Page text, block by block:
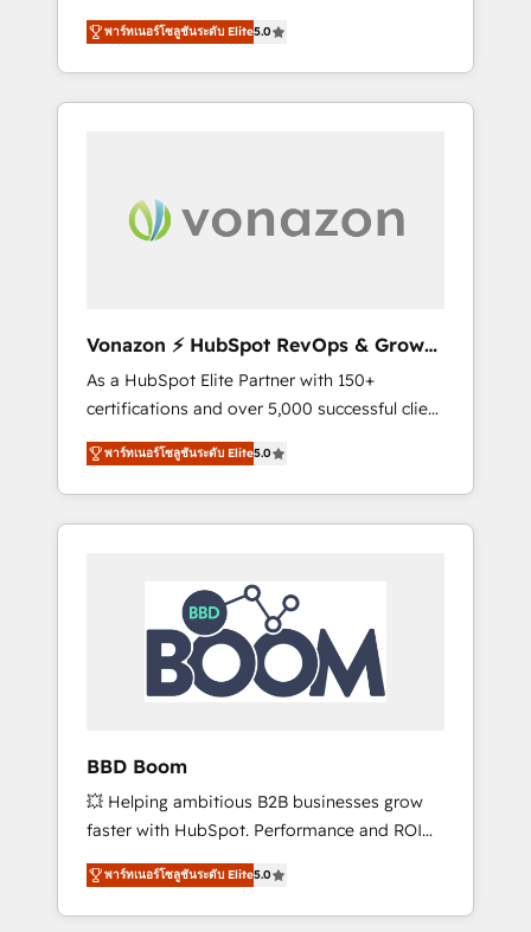
offices and 175+ employees.
business. As an Elite HubSpot Solutions
Partner, we specialize in creating tailored,
end-to-end CRM solutions that accelerate
growth, improve operational efficiency, and
time to deeply understand your unique
needs, crafting custom strategies that deliver
responsiveness, and ongoing support, we
equip your team to adopt new systems with
confidence and achieve a unified, data-
driven approach to customer engagement.
พาร์ทเนอร์โซลูชันระดับ Elite5.0
Vonazon ⚡ HubSpot RevOps & Growth
Strategy Experts
As a HubSpot Elite Partner with 150+
certifications and over 5,000 successful client
engagements, Vonazon turns marketing
complexity into measurable, scalable growth.
From onboarding to enterprise-grade
campaigns, our in-house team builds scalable
HubSpot Integration & Optimization •
Seamless CRM, CMS, and automation setup •
Complex platform migrations and data
cleanups • Custom APIs and third-party
integrations 📈 End-to-End Revenue
tools and CRM optimization • Retention
strategies with customer journey mapping 🏅
Elite-Level HubSpot Execution • 750+
onboardings and 2,000+ implementations •
Deep expertise across marketing, sales, and
service hubs • Built-in flexibility for startups
พาร์ทเนอร์โซลูชันระดับ Elite5.0
BBD Boom
💥 Helping ambitious B2B businesses grow
faster with HubSpot. Performance and ROI
focused. 💥 BBD Boom is the HubSpot
partner that can help you to HubSpot Better.
We work with your teams to solve all your
พาร์ทเนอร์โซลูชันระดับ Elite5.0